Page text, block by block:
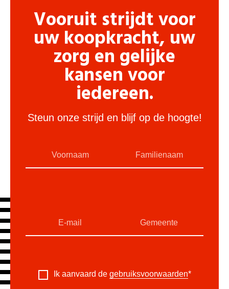
Vooruit strijdt voor
uw koopkracht, uw
zorg en gelijke
kansen voor
iedereen.
Steun onze strijd en blijf op de hoogte!
Ik aanvaard de gebruiksvoorwaarden*